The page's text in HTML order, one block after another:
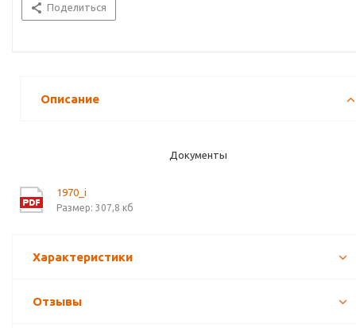
Поделиться
Описание
Документы
1970_i
Размер: 307,8 кб
Характеристики
Отзывы